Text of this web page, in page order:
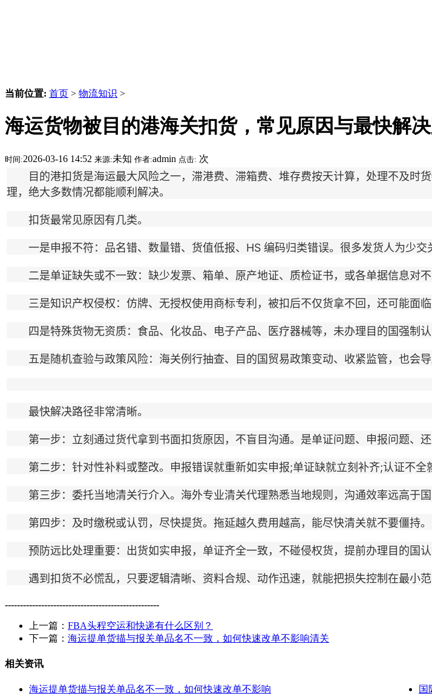
当前位置: 首页 > 物流知识 >
海运货物被目的港海关扣货，常见原因与最快解
时间:2026-03-16 14:52 来源:未知 作者:admin 点击: 次
目的港扣货是海运最大风险之一，滞港费、滞箱费、堆存费按天计算，处理不及时
理，绝大多数情况都能顺利解决。
扣货最常见原因有几类。
一是申报不符：品名错、数量错、货值低报、HS 编码归类错误。很多发货人为少交
二是单证缺失或不一致：缺少发票、箱单、原产地证、质检证书，或各单据信息对不
三是知识产权侵权：仿牌、无授权使用商标专利，被扣后不仅货拿不回，还可能面临
四是特殊货物无资质：食品、化妆品、电子产品、医疗器械等，未办理目的国强制认
五是随机查验与政策风险：海关例行抽查、目的国贸易政策变动、收紧监管，也会导
最快解决路径非常清晰。
第一步：立刻通过货代拿到书面扣货原因，不盲目沟通。是单证问题、申报问题、还
第二步：针对性补料或整改。申报错误就重新如实申报;单证缺就立刻补齐;认证不全
第三步：委托当地清关行介入。海外专业清关代理熟悉当地规则，沟通效率远高于国
第四步：及时缴税或认罚，尽快提货。拖延越久费用越高，能尽快清关就不要僵持。
预防远比处理重要：出货如实申报，单证齐全一致，不碰侵权货，提前办理目的国认
遇到扣货不必慌乱，只要逻辑清晰、资料合规、动作迅速，就能把损失控制在最小范
---------------------------------------------------
上一篇： FBA头程空运和快递有什么区别？
下一篇： 海运提单货描与报关单品名不一致，如何快速改单不影响清关
相关资讯
海运提单货描与报关单品名不一致，如何快速改单不影响 国